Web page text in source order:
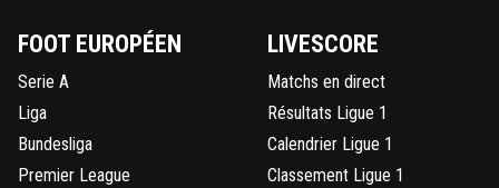
FOOT EUROPÉEN
Serie A
Liga
Bundesliga
Premier League
LIVESCORE
Matchs en direct
Résultats Ligue 1
Calendrier Ligue 1
Classement Ligue 1